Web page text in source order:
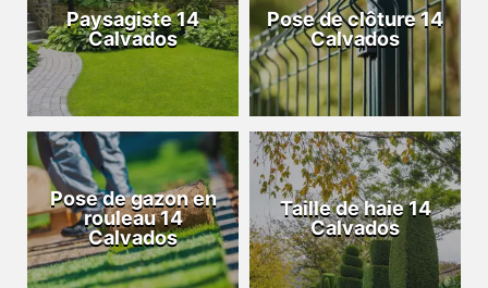
Paysagiste 14
Calvados
Pose de clôture 14
Calvados
Pose de gazon en
rouleau 14
Calvados
Taille de haie 14
Calvados